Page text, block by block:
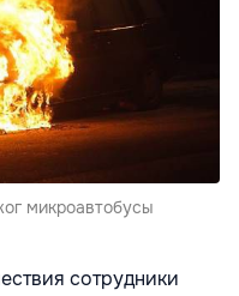
микроавтобусы
сотрудники